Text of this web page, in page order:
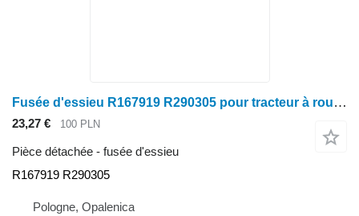
Fusée d'essieu R167919 R290305 pour tracteur à roues John Deere 8130 8230 8330 8430 8530
23,27 € 100 PLN
Pièce détachée - fusée d'essieu
R167919 R290305
Pologne, Opalenica